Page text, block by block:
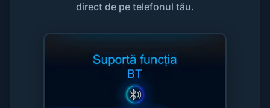
direct de pe telefonul tău.